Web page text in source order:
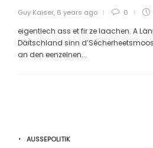
Guy Kaiser, 6 years ago 0
eigentlech ass et fir ze laachen. A
Däitschland sinn
an den eenzelnen...
AUSSEPOLITIK